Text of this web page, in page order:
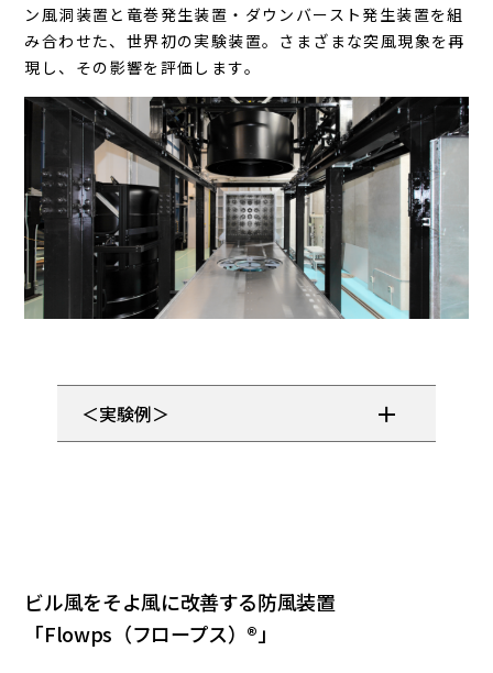
ン風洞装置と竜巻発生装置・ダウンバースト発生装置を組
み合わせた、世界初の実験装置。さまざまな突風現象を再
現し、その影響を評価します。
＜実験例＞
ビル風をそよ風に改善する防風装置
「Flowps（フロープス）®」